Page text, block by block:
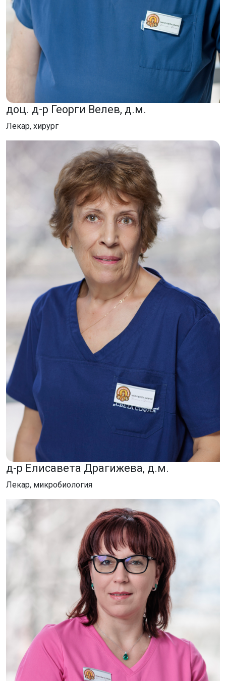
доц. д-р Георги Велев, д.м.
Лекар, хирург
д-р Елисавета Драгижева, д.м.
Лекар, микробиология